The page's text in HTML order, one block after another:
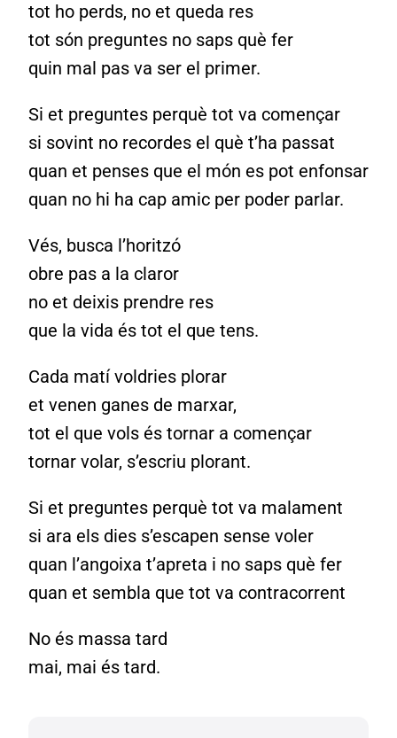
tot ho perds, no et queda res
tot són preguntes no saps què fer
quin mal pas va ser el primer.
Si et preguntes perquè tot va començar
si sovint no recordes el què t’ha passat
quan et penses que el món es pot enfonsar
quan no hi ha cap amic per poder parlar.
Vés, busca l’horitzó
obre pas a la claror
no et deixis prendre res
que la vida és tot el que tens.
Cada matí voldries plorar
et venen ganes de marxar,
tot el que vols és tornar a començar
tornar volar, s’escriu plorant.
Si et preguntes perquè tot va malament
si ara els dies s’escapen sense voler
quan l’angoixa t’apreta i no saps què fer
quan et sembla que tot va contracorrent
No és massa tard
mai, mai és tard.